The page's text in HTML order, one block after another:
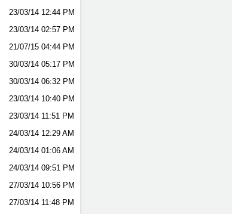
23/03/14 12:44 PM
23/03/14 02:57 PM
21/07/15 04:44 PM
30/03/14 05:17 PM
30/03/14 06:32 PM
23/03/14 10:40 PM
23/03/14 11:51 PM
24/03/14 12:29 AM
24/03/14 01:06 AM
24/03/14 09:51 PM
27/03/14 10:56 PM
27/03/14 11:48 PM